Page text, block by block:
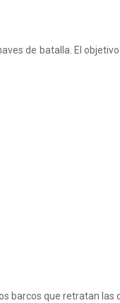
de batalla. El
barcos que retratan las